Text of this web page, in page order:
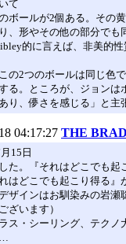
て
ボールが2個ある。その
、形やその他の部分でも
的に言えば、非美的
の2つのボールは同じ色
る。ところが、ジョンは
り、儚さを感じる」と主
04:17:27 THE
15日
た。『それはどこでも起
はどこでも起こり得る』
ザインはお馴染みの岩瀬
ざいます）
ス・シーリング、テクノ